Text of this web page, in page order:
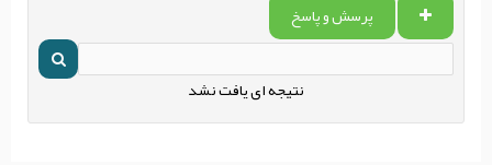
پرسش و پاسخ
نتیجه ای یافت نشد